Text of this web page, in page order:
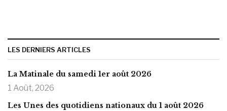
LES DERNIERS ARTICLES
La Matinale du samedi 1er août 2026
1 Août, 2026
Les Unes des quotidiens nationaux du 1 août 2026